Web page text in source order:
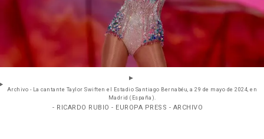
Archivo - La cantante Taylor Swiften el Estadio Santiago Bernabéu, a 29 de mayo de 2024, en
Madrid (España).
- RICARDO RUBIO - EUROPA PRESS - ARCHIVO